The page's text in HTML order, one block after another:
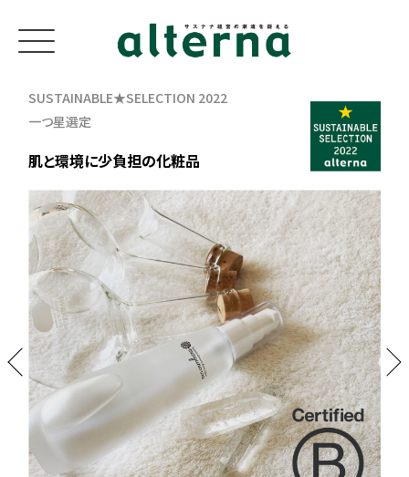
SUSTAINABLE★SELECTION 2022
一つ星選定
肌と環境に少負担の化粧品